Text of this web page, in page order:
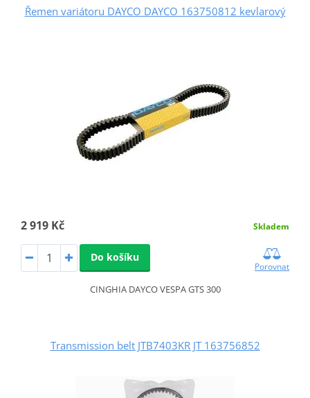
Řemen variátoru DAYCO DAYCO 163750812 kevlarový
2 919 Kč Skladem
Do košíku
Porovnat
CINGHIA DAYCO VESPA GTS 300
Transmission belt JTB7403KR JT 163756852